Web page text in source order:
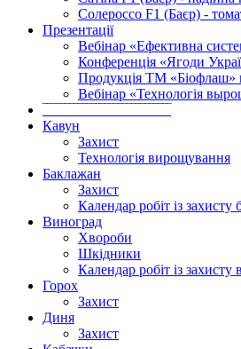
Солероссо F1 (Баєр) -
Презентації
Вебінар «Ефективна
Конференція «Ягоди
Продукція ТМ «Біофлаш»
Вебінар «Технологія
Кавун
Захист
Технологія вирощування
Баклажан
Захист
Календар робіт із захисту
Виноград
Хвороби
Шкідники
Календар робіт із захисту
Горох
Захист
Диня
Захист